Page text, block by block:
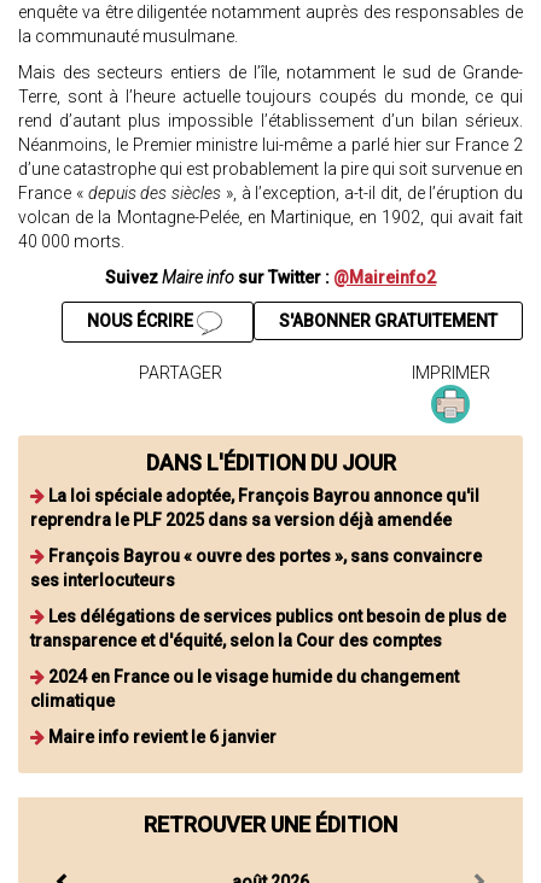
enquête va être diligentée notamment auprès des responsables de
la communauté musulmane.
Mais des secteurs entiers de l’île, notamment le sud de Grande-
Terre, sont à l’heure actuelle toujours coupés du monde, ce qui
rend d’autant plus impossible l’établissement d’un bilan sérieux.
Néanmoins, le Premier ministre lui-même a parlé hier sur France 2
d’une catastrophe qui est probablement la pire qui soit survenue en
France « depuis des siècles », à l’exception, a-t-il dit, de l’éruption du
volcan de la Montagne-Pelée, en Martinique, en 1902, qui avait fait
40 000 morts.
SuivezMaire info sur Twitter : @Maireinfo2
S'ABONNER GRATUITEMENT
NOUS ÉCRIRE
PARTAGER IMPRIMER
DANS L'ÉDITION DU JOUR
La loi spéciale adoptée, François Bayrou annonce qu'il
reprendra le PLF 2025 dans sa version déjà amendée
François Bayrou « ouvre des portes », sans convaincre
ses interlocuteurs
Les délégations de services publics ont besoin de plus de
transparence et d'équité, selon la Cour des comptes
2024 en France ou le visage humide du changement
climatique
Maire info revient le 6 janvier
RETROUVER UNE ÉDITION